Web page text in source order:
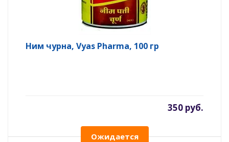
Ним чурна, Vyas Pharma, 100 гр
350 руб.
Ожидается